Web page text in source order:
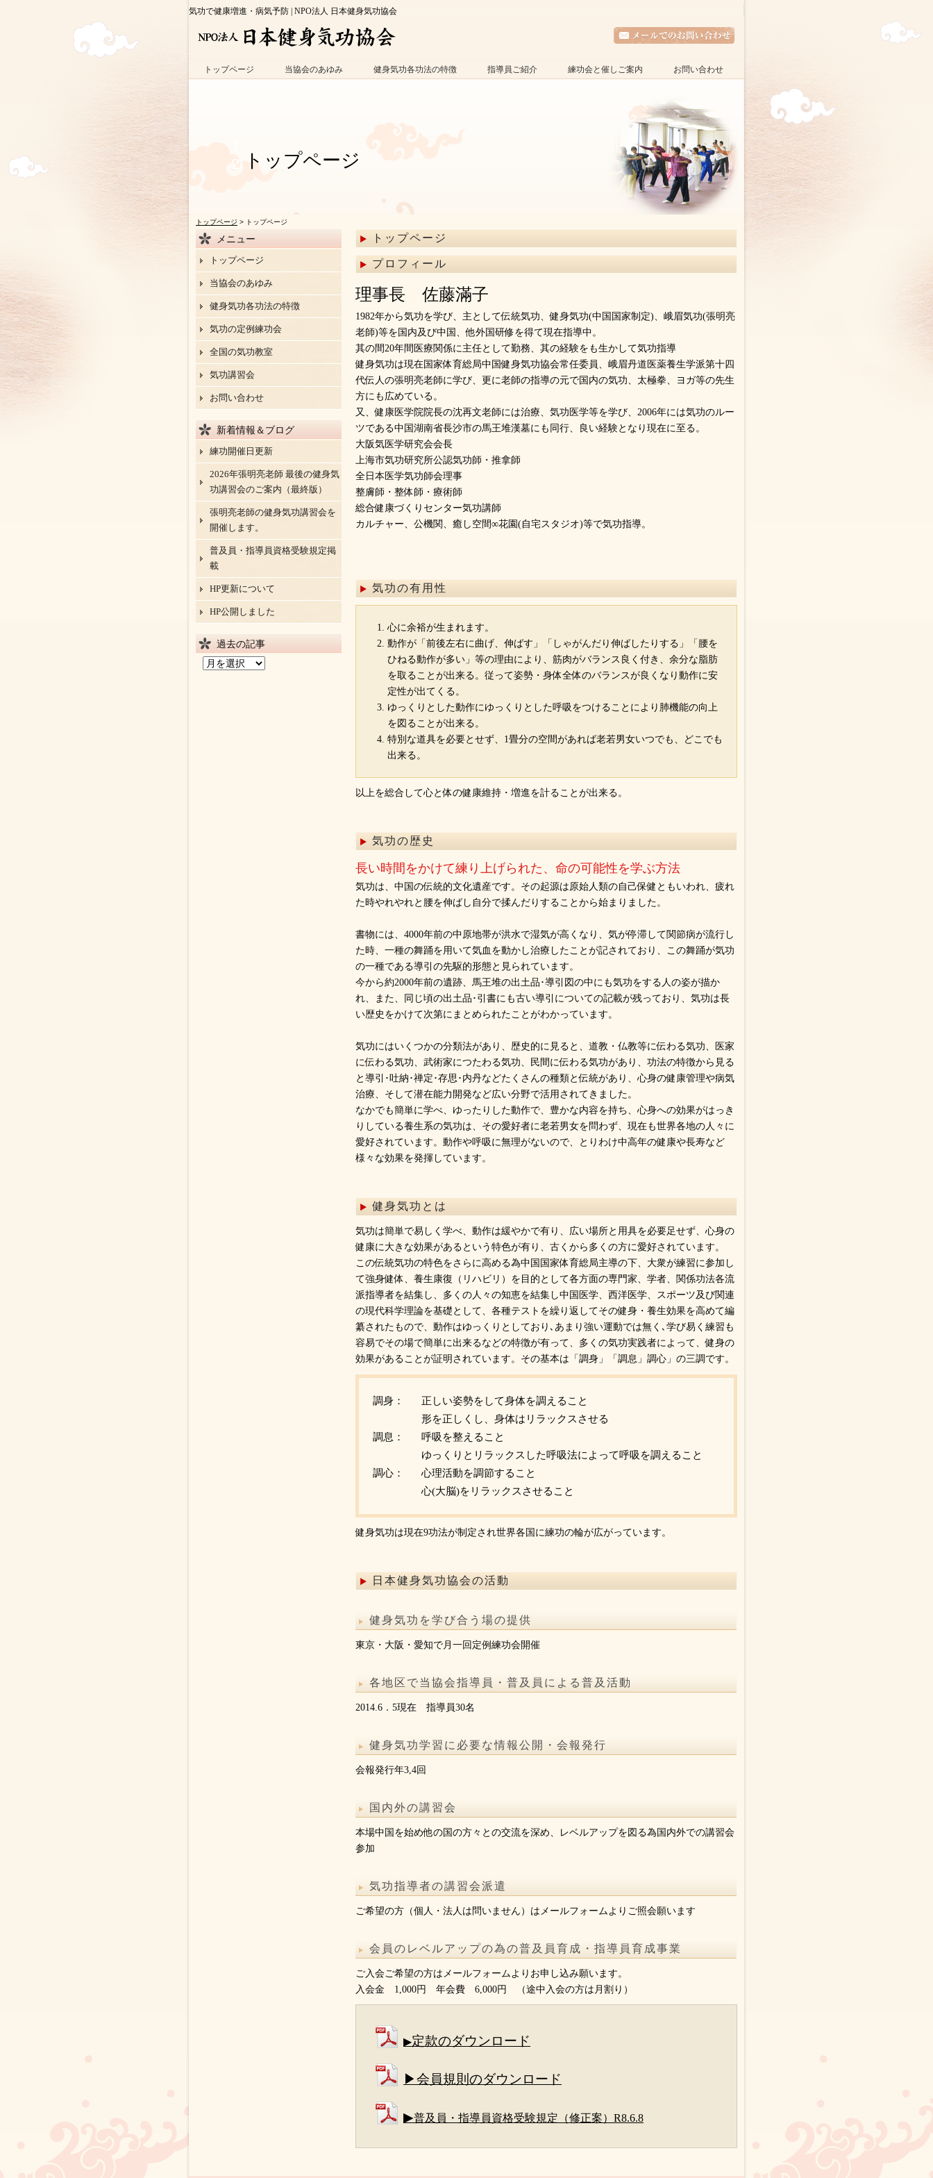
気功で健康増進・病気予防 | NPO法人 日本健身気功協会
トップページ 当協会のあゆみ 健身気功各功法の特徴 指導員ご紹介 練功会と催しご案内 お問い合わせ
トップページ
トップページ > トップページ
トップページ
プロフィール
理事長 佐藤滿子
1982年から気功を学び、主として伝統気功、健身気功(中国国家制定)、峨眉気功(張明亮
老師)等を国内及び中国、他外国研修を得て現在指導中。
其の間20年間医療関係に主任として勤務、其の経験をも生かして気功指導
健身気功は現在国家体育総局中国健身気功協会常任委員、峨眉丹道医薬養生学派第十四
代伝人の張明亮老師に学び、更に老師の指導の元で国内の気功、太極拳、ヨガ等の先生
方にも広めている。
又、健康医学院院長の沈再文老師には治療、気功医学等を学び、2006年には気功のルー
ツである中国湖南省長沙市の馬王堆漢墓にも同行、良い経験となり現在に至る。
大阪気医学研究会会長
上海市気功研究所公認気功師・推拿師
全日本医学気功師会理事
整膚師・整体師・療術師
総合健康づくりセンター気功講師
カルチャー、公機関、癒し空間∞花園(自宅スタジオ)等で気功指導。
気功の有用性
心に余裕が生まれます。
動作が「前後左右に曲げ、伸ばす」「しゃがんだり伸ばしたりする」「腰を
ひねる動作が多い」等の理由により、筋肉がバランス良く付き、余分な脂肪
を取ることが出来る。従って姿勢・身体全体のバランスが良くなり動作に安
定性が出てくる。
ゆっくりとした動作にゆっくりとした呼吸をつけることにより肺機能の向上
を図ることが出来る。
特別な道具を必要とせず、1畳分の空間があれば老若男女いつでも、どこでも
出来る。
以上を総合して心と体の健康維持・増進を計ることが出来る。
気功の歴史
長い時間をかけて練り上げられた、命の可能性を学ぶ方法
気功は、中国の伝統的文化遺産です。その起源は原始人類の自己保健ともいわれ、疲れ
た時やれやれと腰を伸ばし自分で揉んだりすることから始まりました。
書物には、4000年前の中原地帯が洪水で湿気が高くなり、気が停滞して関節病が流行し
た時、一種の舞踊を用いて気血を動かし治療したことが記されており、この舞踊が気功
の一種である導引の先駆的形態と見られています。
今から約2000年前の遺跡、馬王堆の出土品･導引図の中にも気功をする人の姿が描か
れ、また、同じ頃の出土品･引書にも古い導引についての記載が残っており、気功は長
い歴史をかけて次第にまとめられたことがわかっています。
気功にはいくつかの分類法があり、歴史的に見ると、道教・仏教等に伝わる気功、医家
に伝わる気功、武術家につたわる気功、民間に伝わる気功があり、功法の特徴から見る
と導引･吐納･禅定･存思･内丹などたくさんの種類と伝統があり、心身の健康管理や病気
治療、そして潜在能力開発など広い分野で活用されてきました。
なかでも簡単に学べ、ゆったりした動作で、豊かな内容を持ち、心身への効果がはっき
りしている養生系の気功は、その愛好者に老若男女を問わず、現在も世界各地の人々に
愛好されています。動作や呼吸に無理がないので、とりわけ中高年の健康や長寿など
様々な効果を発揮しています。
健身気功とは
気功は簡単で易しく学べ、動作は緩やかで有り、広い場所と用具を必要足せず、心身の
健康に大きな効果があるという特色が有り、古くから多くの方に愛好されています。
この伝統気功の特色をさらに高める為中国国家体育総局主導の下、大衆が練習に参加し
て強身健体、養生康復（リハビリ）を目的として各方面の専門家、学者、関係功法各流
派指導者を結集し、多くの人々の知恵を結集し中国医学、西洋医学、スポーツ及び関連
の現代科学理論を基礎として、各種テストを繰り返してその健身・養生効果を高めて編
纂されたもので、動作はゆっくりとしており､あまり強い運動では無く､学び易く練習も
容易でその場で簡単に出来るなどの特徴が有って、多くの気功実践者によって、健身の
効果があることが証明されています。その基本は「調身」「調息」調心」の三調です。
調身：
正しい姿勢をして身体を調えること
形を正しくし、身体はリラックスさせる
調息：
呼吸を整えること
ゆっくりとリラックスした呼吸法によって呼吸を調えること
調心：
心理活動を調節すること
心(大脳)をリラックスさせること
健身気功は現在9功法が制定され世界各国に練功の輪が広がっています。
日本健身気功協会の活動
健身気功を学び合う場の提供
東京・大阪・愛知で月一回定例練功会開催
各地区で当協会指導員・普及員による普及活動
2014.6．5現在 指導員30名
健身気功学習に必要な情報公開・会報発行
会報発行年3,4回
国内外の講習会
本場中国を始め他の国の方々との交流を深め、レベルアップを図る為国内外での講習会
参加
気功指導者の講習会派遣
ご希望の方（個人・法人は問いません）はメールフォームよりご照会願います
会員のレベルアップの為の普及員育成・指導員育成事業
ご入会ご希望の方はメールフォームよりお申し込み願います。
入会金 1,000円 年会費 6,000円 （途中入会の方は月割り）
▶定款のダウンロード
▶会員規則のダウンロード
▶普及員・指導員資格受験規定（修正案）R8.6.8
メニュー
トップページ
当協会のあゆみ
健身気功各功法の特徴
気功の定例練功会
全国の気功教室
気功講習会
お問い合わせ
新着情報＆ブログ
練功開催日更新
2026年張明亮老師 最後の健身気
功講習会のご案内（最終版）
張明亮老師の健身気功講習会を
開催します。
普及員・指導員資格受験規定掲
載
HP更新について
HP公開しました
過去の記事